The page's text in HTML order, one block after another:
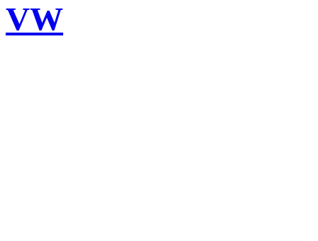
VW